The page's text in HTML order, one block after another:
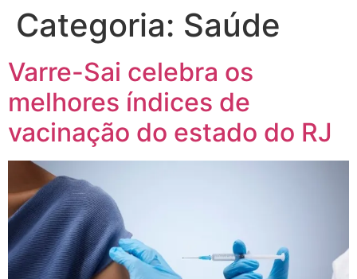
Categoria: Saúde
Varre-Sai celebra os
melhores índices de
vacinação do estado do RJ